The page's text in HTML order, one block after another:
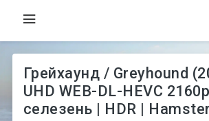
Грейхаунд / Greyhound
UHD WEB-DL-HEVC
селезень | HDR |